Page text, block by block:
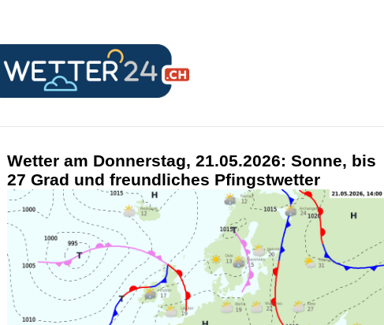
Wetter am Donnerstag, 21.05.2026: Sonne, bis
27 Grad und freundliches Pfingstwetter